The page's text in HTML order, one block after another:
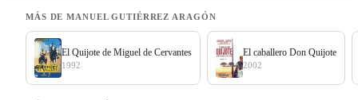
MÁS DE MANUEL GUTIÉRREZ ARAGÓN
El Quijote de Miguel de Cervantes
1992
El caballero Don Quijote
2002